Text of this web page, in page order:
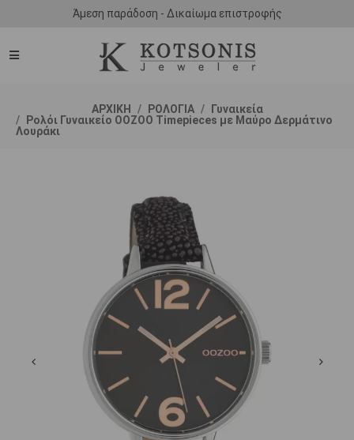
Άμεση παράδοση - Δικαίωμα επιστροφής
ΑΡΧΙΚΗ ΡΟΛΟΓΙΑ
Γυναικεία
Ρολόι Γυναικείο OOZOO Timepieces με Μαύρο Δερμάτινο
Λουράκι